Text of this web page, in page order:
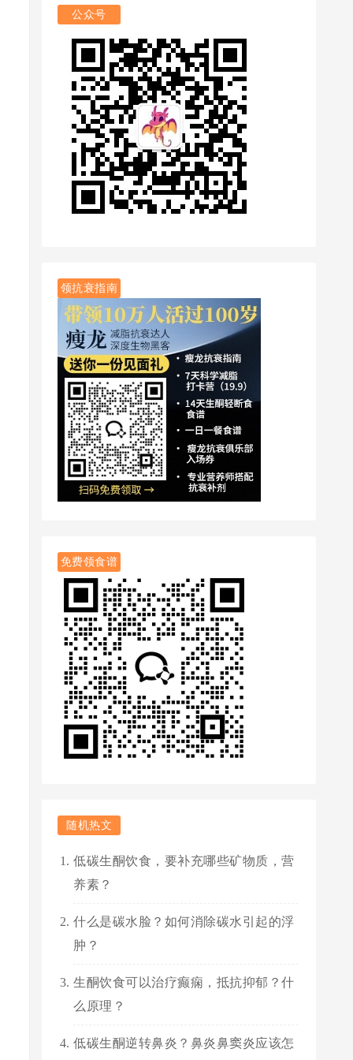
公众号
领抗衰指南
免费领食谱
随机热文
低碳生酮饮食，要补充哪些矿物质，营
养素？
什么是碳水脸？如何消除碳水引起的浮
肿？
生酮饮食可以治疗癫痫，抵抗抑郁？什
么原理？
低碳生酮逆转鼻炎？鼻炎鼻窦炎应该怎